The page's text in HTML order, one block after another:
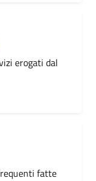
erogati dal
fatte